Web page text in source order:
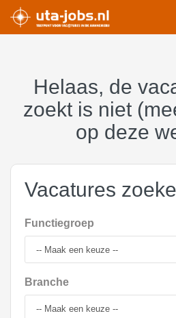
Helaas, de
zoekt is niet
op deze
Vacatures
Functiegroep
Branche